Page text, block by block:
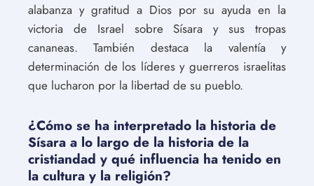
alabanza y gratitud a Dios por su ayuda en la
victoria de Israel sobre Sísara y sus tropas
cananeas. También destaca la valentía y
determinación de los líderes y guerreros israelitas
que lucharon por la libertad de su pueblo.
¿Cómo se ha interpretado la historia de
Sísara a lo largo de la historia de la
cristiandad y qué influencia ha tenido en
la cultura y la religión?